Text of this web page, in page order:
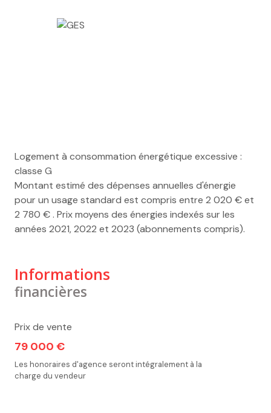
Logement à consommation énergétique excessive :
classe G
Montant estimé des dépenses annuelles d'énergie
pour un usage standard est compris entre 2 020 € et
2 780 € . Prix moyens des énergies indexés sur les
années 2021, 2022 et 2023 (abonnements compris).
Informations
financières
Prix de vente
79 000 €
Les honoraires d'agence seront intégralement à la
charge du vendeur